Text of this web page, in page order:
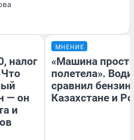
налог
— он
и
МНЕНИЕ
«Машина
полетела».
сравнил бензин
Казахстане и